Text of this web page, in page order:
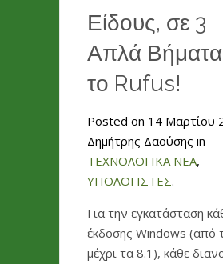
Είδους, σε 3
Απλά
το Rufus!
Posted on 14 Μαρτίου
Δημήτρης Δαούσης in
ΤΕΧΝΟΛΟΓΙΚΑ ΝΕΑ,
ΥΠΟΛΟΓΙΣΤΕΣ.
Για την εγκατάσταση
έκδοσης Windows (από
μέχρι τα 8.1), κάθε